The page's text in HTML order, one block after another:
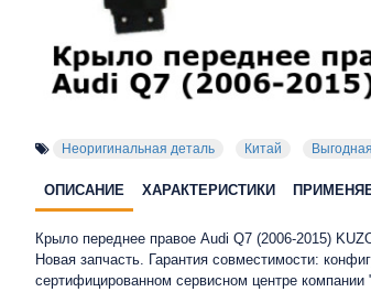
Неоригинальная деталь Китай
ОПИСАНИЕ ХАРАКТЕРИСТИКИ
Крыло переднее правое Audi Q7 (2006-2015)
Новая запчасть. Гарантия совместимости:
сертифицированном сервисном центре компании